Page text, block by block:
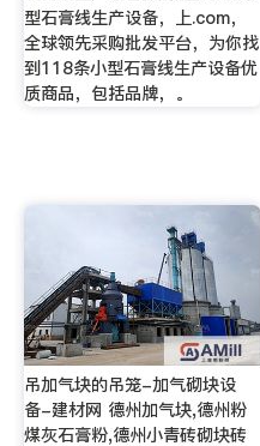
型石膏线生产设备，上.com，
全球领先采购批发平台，为你找
到118条小型石膏线生产设备优
质商品，包括品牌，。
吊加气块的吊笼-加气砌块设
备-建材网 德州加气块,德州粉
煤灰石膏粉,德州小青砖砌块砖